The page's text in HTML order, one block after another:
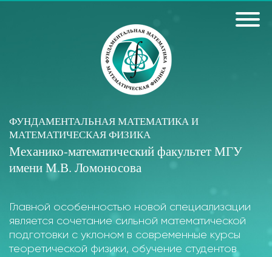
ФУНДАМЕНТАЛЬНАЯ МАТЕМАТИКА И
МАТЕМАТИЧЕСКАЯ ФИЗИКА
Механико-математический факультет МГУ
имени М.В. Ломоносова
Главной особенностью новой специализации
является сочетание сильной математической
подготовки с уклоном в современные курсы
теоретической физики, обучение студентов